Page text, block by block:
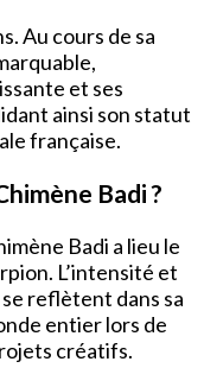
Au cours de sa
et ses
ainsi son statut
française.
Badi ?
Badi a lieu le
L’intensité et
reflètent dans sa
entier lors de
créatifs.